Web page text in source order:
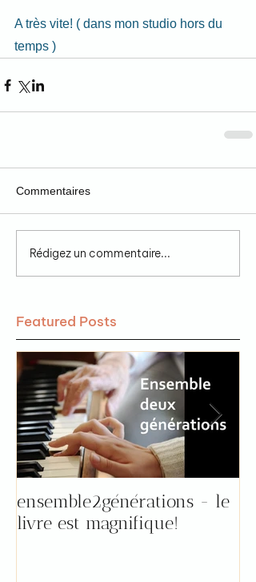
A très vite! ( dans mon studio hors du
temps )
Commentaires
Rédigez un commentaire...
Featured Posts
ensemble2générations - le
livre est magnifique!